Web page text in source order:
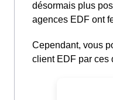
désormais plus
agences EDF ont
Cependant, vous
client EDF par ces